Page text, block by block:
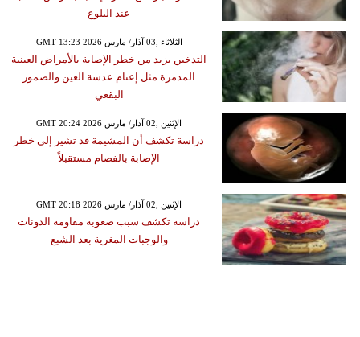
عند البلوغ
GMT 13:23 2026 الثلاثاء ,03 آذار/ مارس
التدخين يزيد من خطر الإصابة بالأمراض العينية
المدمرة مثل إعتام عدسة العين والضمور
البقعي
GMT 20:24 2026 الإثنين ,02 آذار/ مارس
دراسة تكشف أن المشيمة قد تشير إلى خطر
الإصابة بالفصام مستقبلاً
GMT 20:18 2026 الإثنين ,02 آذار/ مارس
دراسة تكشف سبب صعوبة مقاومة الدونات
والوجبات المغرية بعد الشبع